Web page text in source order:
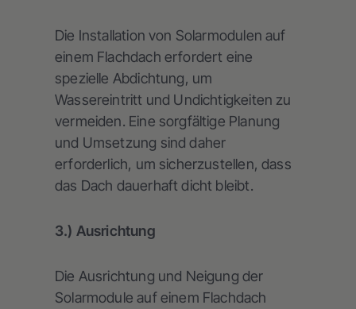
Die Installation von Solarmodulen auf
einem Flachdach erfordert eine
spezielle Abdichtung, um
Wassereintritt und Undichtigkeiten zu
vermeiden. Eine sorgfältige Planung
und Umsetzung sind daher
erforderlich, um sicherzustellen, dass
das Dach dauerhaft dicht bleibt.
3.) Ausrichtung
Die Ausrichtung und Neigung der
Solarmodule auf einem Flachdach